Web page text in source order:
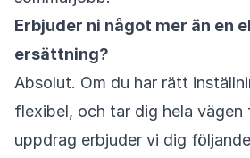
Erbjuder ni något mer än en
ersättning?
Absolut. Om du har rätt
flexibel, och tar dig hela
uppdrag erbjuder vi dig